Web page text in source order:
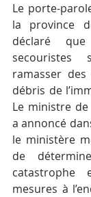
Le porte-
la province
déclaré
ramasser
débris de
Le ministre de
a annoncé
le ministère
de
mesures à